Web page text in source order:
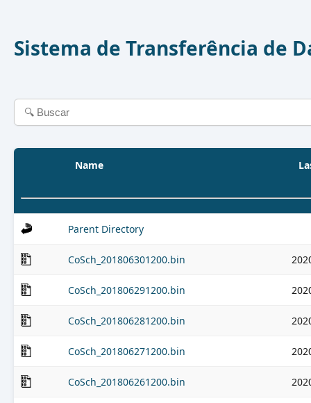
Sistema de Transferência de
Name
Parent Directory
CoSch_201806301200.bin
CoSch_201806291200.bin
CoSch_201806281200.bin
CoSch_201806271200.bin
CoSch_201806261200.bin